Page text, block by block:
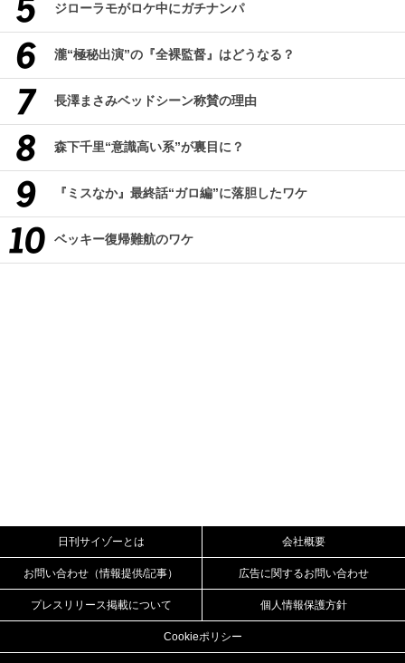
ジローラモがロケ中にガチナンパ
瀧“極秘出演”の『全裸監督』はどうなる？
長澤まさみベッドシーン称賛の理由
森下千里“意識高い系”が裏目に？
『ミスなか』最終話“ガロ編”に落胆したワケ
ベッキー復帰難航のワケ
日刊サイゾーとは 会社概要
お問い合わせ（情報提供/記事） 広告に関するお問い合わせ
プレスリリース掲載について 個人情報保護方針
Cookieポリシー